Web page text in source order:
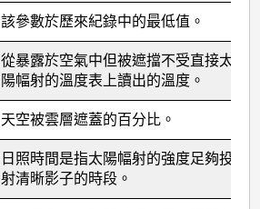
該參數於歷來紀錄中的最低值。
從暴露於空氣中但被遮擋不受直接太
陽幅射的溫度表上讀出的溫度。
天空被雲層遮蓋的百分比。
日照時間是指太陽幅射的強度足夠投
射清晰影子的時段。